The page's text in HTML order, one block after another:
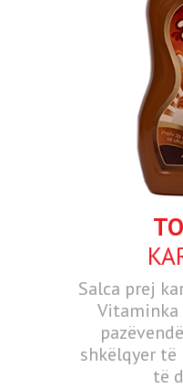
Salca prej
Vitaminka
shkëlqyer
të